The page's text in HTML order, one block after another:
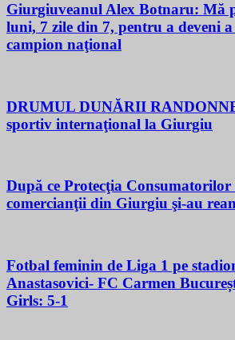
Giurgiuveanul Alex Botnaru: Mă
luni, 7 zile din 7, pentru a deveni
campion naţional
DRUMUL DUNĂRII
sportiv internaţional la Giurgiu
După ce Protecţia
comercianţii din Giurgiu şi-au
Fotbal feminin de Liga 1 pe
Anastasovici- FC Carmen
Girls: 5-1